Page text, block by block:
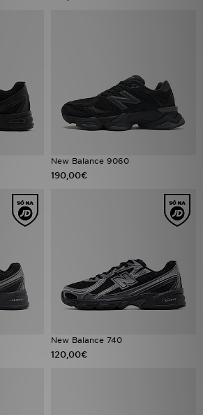
New Balance 9060
190,00€
New Balance 740
120,00€